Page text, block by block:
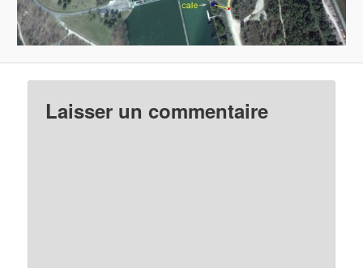
Laisser un commentaire